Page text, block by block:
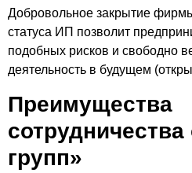
Добровольное закрытие
статуса ИП позволит
подобных рисков и свободно
деятельность в будущем
Преимущества
групп»